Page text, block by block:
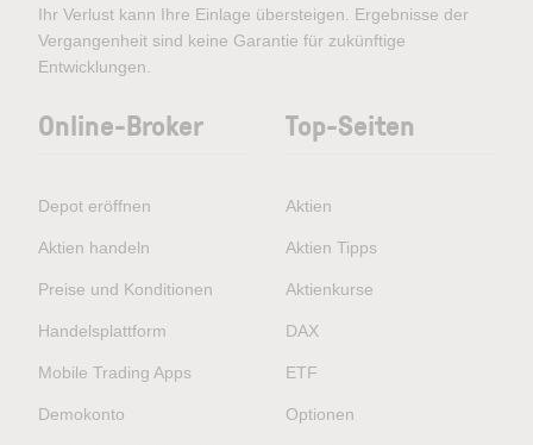
Ihr Verlust kann Ihre Einlage übersteigen. Ergebnisse der
Vergangenheit sind keine Garantie für zukünftige
Entwicklungen.
Online-Broker
Depot eröffnen
Aktien handeln
Preise und Konditionen
Handelsplattform
Mobile Trading Apps
Demokonto
Top-Seiten
Aktien
Aktien Tipps
Aktienkurse
DAX
ETF
Optionen